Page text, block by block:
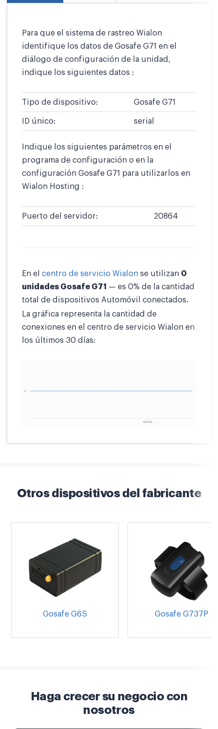
Para que el sistema de rastreo Wialon
identifique los datos de Gosafe G71 en el
diálogo de configuración de la unidad,
indique los siguientes datos :
Tipo de dispositivo: Gosafe G71
ID único: serial
Indique los siguientes parámetros en el
programa de configuración o en la
configuración Gosafe G71 para utilizarlos en
Wialon Hosting :
Puerto del servidor: 20864
En el centro de servicio Wialon se utilizan 0
unidades Gosafe G71 — es 0% de la cantidad
total de dispositivos Automóvil conectados.
La gráfica representa la cantidad de
conexiones en el centro de servicio Wialon en
los últimos 30 días:
Otros dispositivos del fabricante
Gosafe G6S Gosafe G737P
Haga crecer su negocio con
nosotros